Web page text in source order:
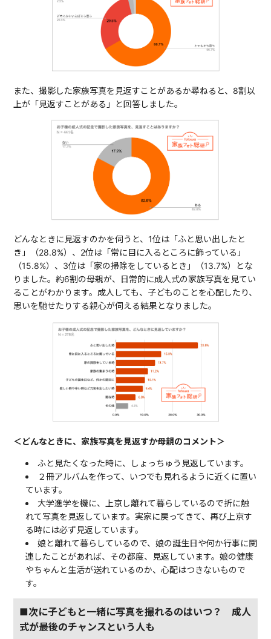
また、撮影した家族写真を見返すことがあるか尋ねると、8割以
上が「見返すことがある」と回答しました。
どんなときに見返すのかを伺うと、1位は「ふと思い出したと
き」（28.8%）、2位は「常に目に入るところに飾っている」
（15.8%）、3位は「家の掃除をしているとき」（13.7%）とな
りました。約6割の母親が、日常的に成人式の家族写真を見てい
ることがわかります。成人しても、子どものことを心配したり、
思いを馳せたりする親心が伺える結果となりました。
＜どんなときに、家族写真を見返すか母親のコメント＞
ふと見たくなった時に、しょっちゅう見返しています。
２冊アルバムを作って、いつでも見れるように近くに置い
ています。
大学進学を機に、上京し離れて暮らしているので折に触
れて写真を見返しています。実家に戻ってきて、再び上京す
る時には必ず見返しています。
娘と離れて暮らしているので、娘の誕生日や何か行事に関
連したことがあれば、その都度、見返しています。娘の健康
やちゃんと生活が送れているのか、心配はつきないもので
す。
■次に子どもと一緒に写真を撮れるのはいつ？ 成人
式が最後のチャンスという人も